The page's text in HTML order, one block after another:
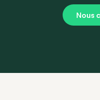
Nous